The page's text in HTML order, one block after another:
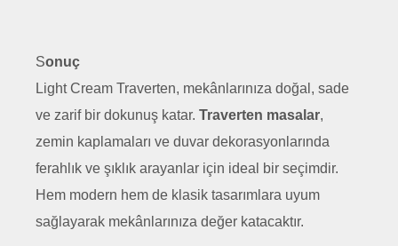
Sonuç
Light Cream Traverten, mekânlarınıza doğal, sade
ve zarif bir dokunuş katar. Traverten masalar,
zemin kaplamaları ve duvar dekorasyonlarında
ferahlık ve şıklık arayanlar için ideal bir seçimdir.
Hem modern hem de klasik tasarımlara uyum
sağlayarak mekânlarınıza değer katacaktır.